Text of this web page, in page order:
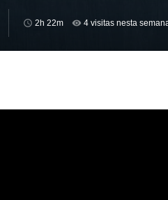
2h 22m 4 visitas nesta